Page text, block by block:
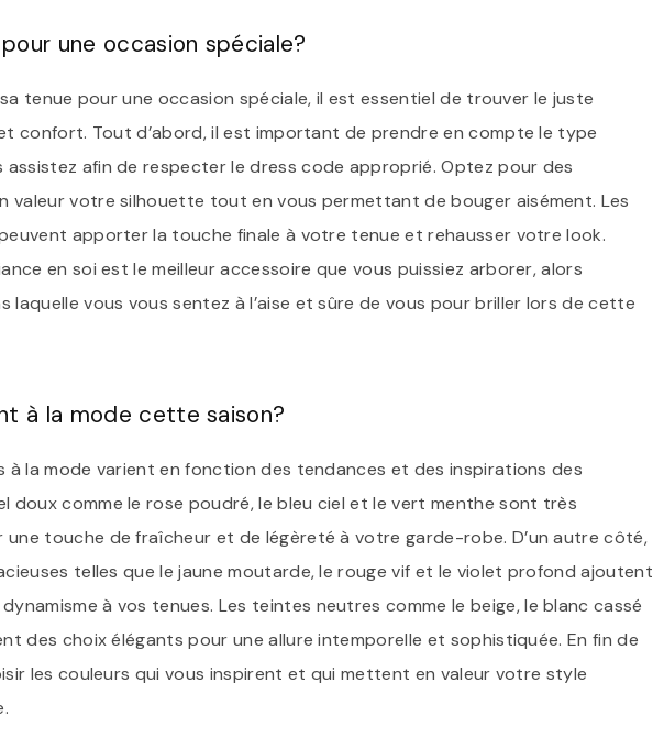
une occasion spéciale?
sa tenue pour une occasion spéciale, il est essentiel de trouver le juste
confort. Tout d’abord, il est important de prendre en compte le type
assistez afin de respecter le dress code approprié. Optez pour des
valeur votre silhouette tout en vous permettant de bouger aisément. Les
apporter la touche finale à votre tenue et rehausser votre look.
en soi est le meilleur accessoire que vous puissiez arborer, alors
laquelle vous vous sentez à l’aise et sûre de vous pour briller lors de cette
à la mode cette saison?
à la mode varient en fonction des tendances et des inspirations des
doux comme le rose poudré, le bleu ciel et le vert menthe sont très
touche de fraîcheur et de légèreté à votre garde-robe. D’un autre côté,
telles que le jaune moutarde, le rouge vif et le violet profond ajoutent
à vos tenues. Les teintes neutres comme le beige, le blanc cassé
des choix élégants pour une allure intemporelle et sophistiquée. En fin de
les couleurs qui vous inspirent et qui mettent en valeur votre style